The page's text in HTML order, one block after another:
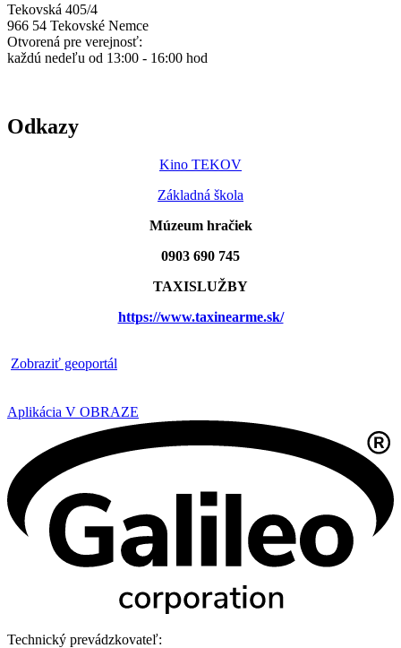
Tekovská 405/4
966 54 Tekovské Nemce
Otvorená pre verejnosť:
každú nedeľu od 13:00 - 16:00 hod
Odkazy
Kino TEKOV
Základná škola
Múzeum hračiek
0903 690 745
TAXISLUŽBY
https://www.taxinearme.sk/
Zobraziť geoportál
Aplikácia V OBRAZE
Technický prevádzkovateľ: